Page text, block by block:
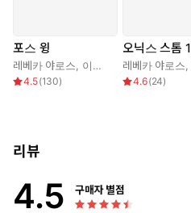
포스 윙
레베카 야로스 이수현
4.5(130)
오닉스 스톰 1
레베카 야로스
4.6(24)
리뷰
4.5 구매자 별점